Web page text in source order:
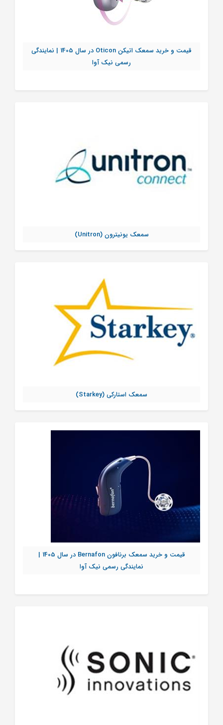
قیمت و خرید سمعک اتیکن Oticon در سال 1405 | نمایندگی
رسمی نیک آوا
سمعک یونیترون (Unitron)
سمعک استارکی (Starkey)
قیمت و خرید سمعک برنافون Bernafon در سال 1405 |
نمایندگی رسمی نیک آوا